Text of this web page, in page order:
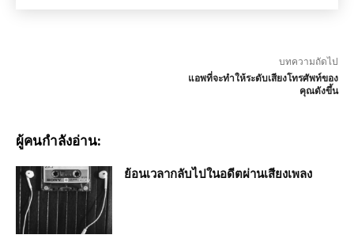
บทความถัดไป
แอพที่จะทำให้ระดับเสียงโทรศัพท์ของ
คุณดังขึ้น
ผู้คนกำลังอ่าน:
ย้อนเวลากลับไปในอดีตผ่านเสียงเพลง